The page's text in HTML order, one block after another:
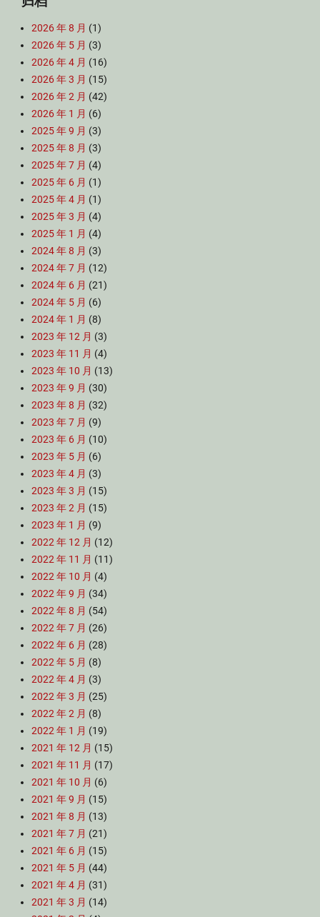
2026 年 8 月 (1)
2026 年 5 月 (3)
2026 年 4 月 (16)
2026 年 3 月 (15)
2026 年 2 月 (42)
2026 年 1 月 (6)
2025 年 9 月 (3)
2025 年 8 月 (3)
2025 年 7 月 (4)
2025 年 6 月 (1)
2025 年 4 月 (1)
2025 年 3 月 (4)
2025 年 1 月 (4)
2024 年 8 月 (3)
2024 年 7 月 (12)
2024 年 6 月 (21)
2024 年 5 月 (6)
2024 年 1 月 (8)
2023 年 12 月 (3)
2023 年 11 月 (4)
2023 年 10 月 (13)
2023 年 9 月 (30)
2023 年 8 月 (32)
2023 年 7 月 (9)
2023 年 6 月 (10)
2023 年 5 月 (6)
2023 年 4 月 (3)
2023 年 3 月 (15)
2023 年 2 月 (15)
2023 年 1 月 (9)
2022 年 12 月 (12)
2022 年 11 月 (11)
2022 年 10 月 (4)
2022 年 9 月 (34)
2022 年 8 月 (54)
2022 年 7 月 (26)
2022 年 6 月 (28)
2022 年 5 月 (8)
2022 年 4 月 (3)
2022 年 3 月 (25)
2022 年 2 月 (8)
2022 年 1 月 (19)
2021 年 12 月 (15)
2021 年 11 月 (17)
2021 年 10 月 (6)
2021 年 9 月 (15)
2021 年 8 月 (13)
2021 年 7 月 (21)
2021 年 6 月 (15)
2021 年 5 月 (44)
2021 年 4 月 (31)
2021 年 3 月 (14)